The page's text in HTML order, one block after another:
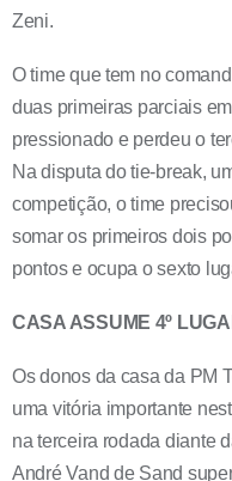
Zeni.
O time que tem no
duas primeiras parciais
pressionado e perdeu o
Na disputa do tie-break,
competição, o time
somar os primeiros dois
pontos e ocupa o sexto
CASA ASSUME 4º
Os donos da casa da PM
uma vitória importante
na terceira rodada diante
André Vand de Sand